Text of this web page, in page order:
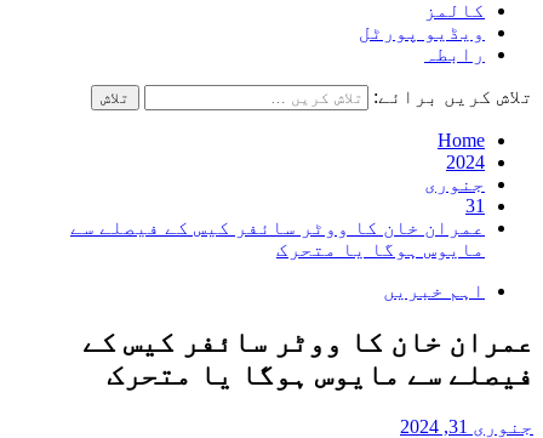
کالمز
ویڈیو پورٹل
رابطہ
تلاش کریں برائے:
Home
2024
جنوری
31
عمران خان کا ووٹر سائفر کیس کے فیصلے سے
مایوس ہوگا یا متحرک
اہم خبریں
عمران خان کا ووٹر سائفر کیس کے
فیصلے سے مایوس ہوگا یا متحرک
جنوری 31, 2024